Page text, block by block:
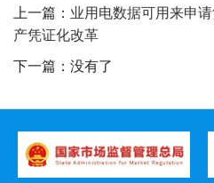
上一篇： 业用电数据可用来申
产凭证化改革
下一篇：没有了